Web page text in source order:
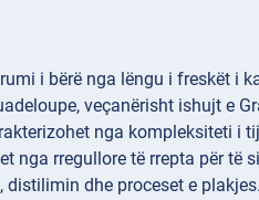
i bërë nga lëngu i freskët i
veçanërisht ishujt e
nga kompleksiteti i
nga rregullore të rrepta për
dhe proceset e